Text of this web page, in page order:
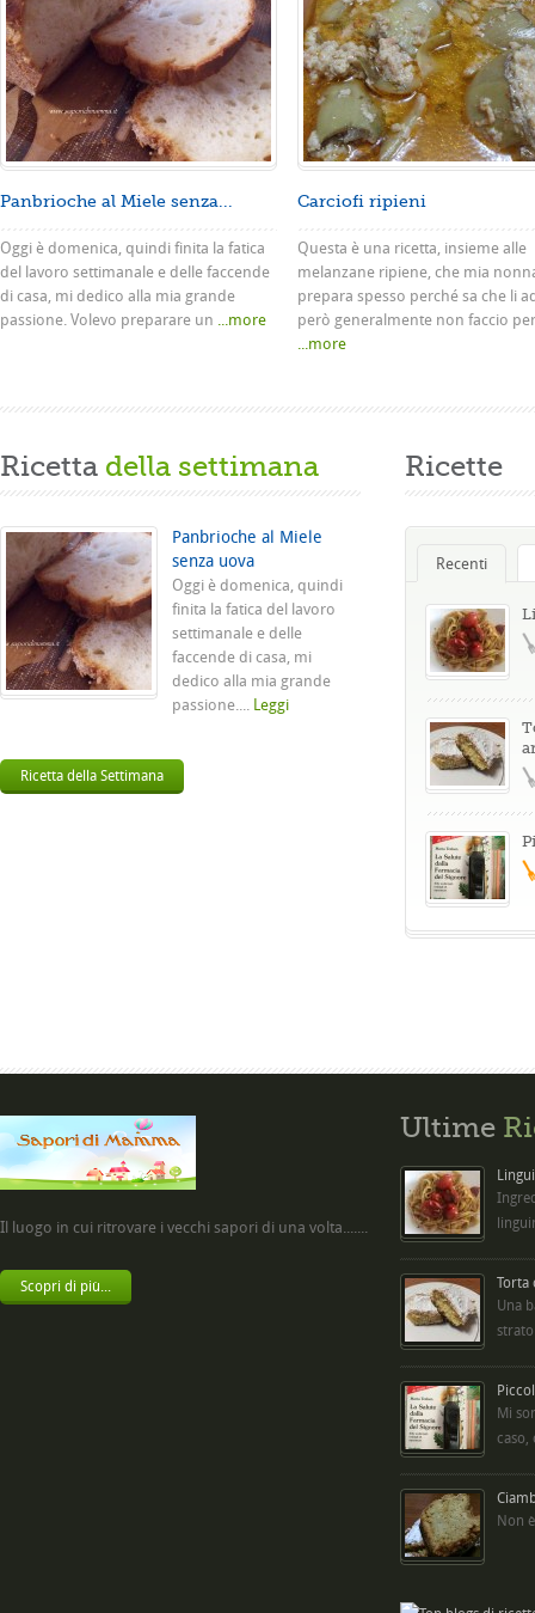
Panbrioche al Miele senza...
Oggi è domenica, quindi finita la fatica
del lavoro settimanale e delle faccende
di casa, mi dedico alla mia grande
passione. Volevo preparare un ...more
Carciofi ripieni
Questa è una ricetta, insieme alle
melanzane ripiene, che mia
prepara spesso perché sa che li
però generalmente non faccio
...more
Ricetta della settimana
Panbrioche al Miele
senza uova
Oggi è domenica, quindi
finita la fatica del lavoro
settimanale e delle
faccende di casa, mi
dedico alla mia grande
passione.... Leggi
Ricetta della Settimana
Ricette
Recenti
Il luogo in cui ritrovare i vecchi sapori di una volta.......
Scopri di più...
Ultime
Torta
Una
Mi
caso,
Non